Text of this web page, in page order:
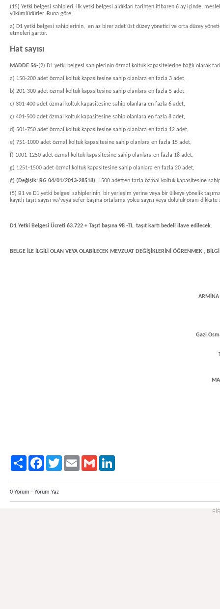
(15) Yetki belgesi sahipleri, ilk yetki belgesi aldıkları tarihten itibaren 6 ay içinde,
yükümlüdürler. Buna göre;
a) D1 yetki belgesi sahiplerinin, en az birer adet üst düzey yönetici ve orta düzey
etmeleri,şarttır.
Hat sayısı
MADDE 56-(2) D1 yetki belgesi sahiplerinin özmal koltuk kapasitelerine bağlı olarak
a) 150-200 adet özmal koltuk kapasitesine sahip olanlara en fazla 3 adet,
b) 201-300 adet özmal koltuk kapasitesine sahip olanlara en fazla 5 adet,
c) 301-400 adet özmal koltuk kapasitesine sahip olanlara en fazla 6 adet,
ç) 401-500 adet özmal koltuk kapasitesine sahip olanlara en fazla 8 adet,
d) 501-750 adet özmal koltuk kapasitesine sahip olanlara en fazla 12 adet,
e) 751-1000 adet özmal koltuk kapasitesine sahip olanlara en fazla 15 adet,
f) 1001-1250 adet özmal koltuk kapasitesine sahip olanlara en fazla 18 adet,
g) 1251-1500 adet özmal koltuk kapasitesine sahip olanlara en fazla 20 adet,
ğ) (Değişik: RG 04/01/2013-28518) 1500 adetten fazla özmal koltuk kapasitesine
(5) B1 ve D1 yetki belgesi sahiplerinin, bir yerleşim yerine veya bir ülkeye yönelik
kayıtlı taşıt sayısı ve/veya sefer başına ortalama yolcu sayısı veya doluluk oranı
D1 Yetki Belgesi Ücreti 63.722 + Taşıt başına 98 -TL. taşıt kartı bedeli ilave edilecek.
BELGE İLE İLGİLİ OLAN VEYA OLABİLECEK MEVZUAT DEĞİŞİKLERİNİ ÖĞRENMEK ,
ARMİNA
Gazi
Paylaş FacebookTwitter Email Gmail
0 Yorum - Yorum Yaz